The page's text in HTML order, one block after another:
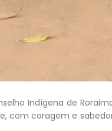
Indígena de
com coragem e